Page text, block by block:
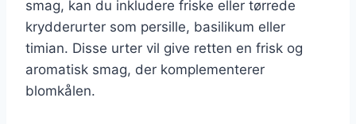
smag, kan du inkludere friske eller tørrede
krydderurter som persille, basilikum eller
timian. Disse urter vil give retten en frisk og
aromatisk smag, der komplementerer
blomkålen.